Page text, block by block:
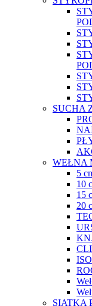
SUCHA
WEŁNA
5
10
15
20
SIATKA